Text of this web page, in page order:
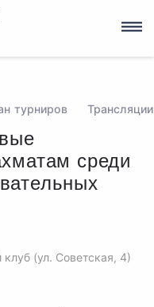
турниров Трансляции
среди
(ул. Советская, 4)